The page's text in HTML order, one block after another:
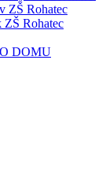
ZŠ Rohatec
ZŠ Rohatec
DOMU